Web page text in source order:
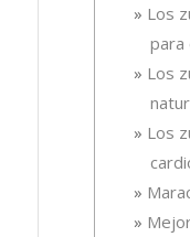
Los
para
Los
Los